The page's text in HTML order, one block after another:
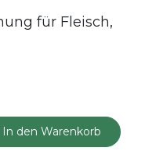
für Fleisch,
In den Warenkorb